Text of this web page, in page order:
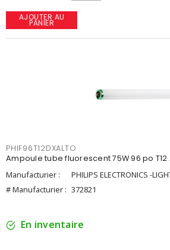
AJOUTER AU
PANIER
PHIF96T12DXALTO
Ampoule tube fluorescent 75W 96 po T12
Manufacturier :
PHILIPS ELECTRONICS -
# Manufacturier : 372821
En inventaire